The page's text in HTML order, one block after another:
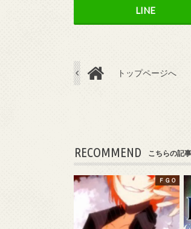
トップページへ
RECOMMEND こちらの記
ＦＧＯ